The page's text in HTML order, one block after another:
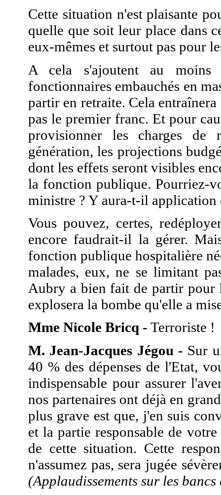
Cette situation n'est plaisante
quelle que soit leur place dans
eux-mêmes et surtout pas pour
A cela s'ajoutent au moins
fonctionnaires embauchés en
partir en retraite. Cela entraînera
pas le premier franc. Et pour
provisionner les charges de
génération, les projections
dont les effets seront visibles
la fonction publique. Pourriez-
ministre ? Y aura-t-il application
Vous pouvez, certes,
encore faudrait-il la gérer.
fonction publique hospitalière
malades, eux, ne se limitant
Aubry a bien fait de partir pour
explosera la bombe qu'elle a
Mme Nicole Bricq - Terroriste !
M. Jean-Jacques Jégou - Sur
40 % des dépenses de l'Etat,
indispensable pour assurer
nos partenaires ont déjà en
plus grave est que, j'en suis
et la partie responsable de
de cette situation. Cette
n'assumez pas, sera jugée
(Applaudissements sur les